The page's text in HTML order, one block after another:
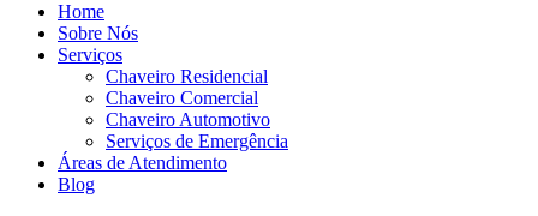
Home
Sobre Nós
Serviços
Chaveiro Residencial
Chaveiro Comercial
Chaveiro Automotivo
Serviços de Emergência
Áreas de Atendimento
Blog